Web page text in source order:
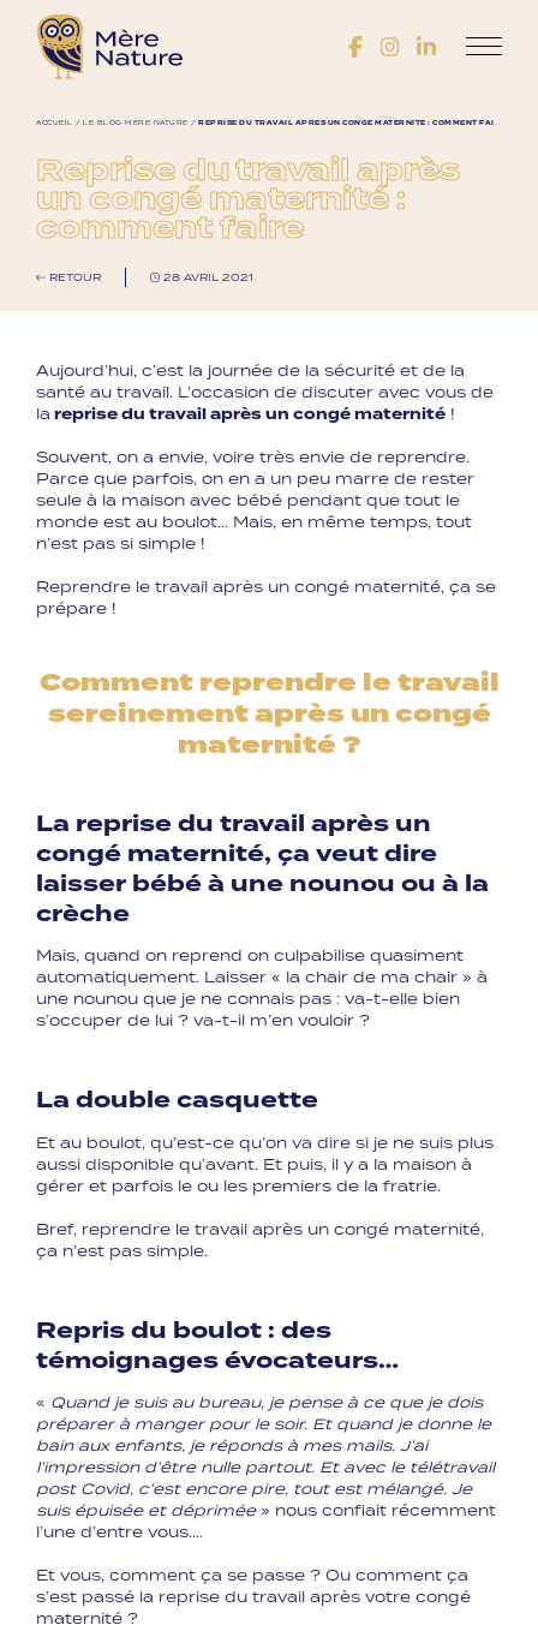
ACCUEIL / LE BLOG MÈRE NATURE / REPRISE DU TRAVAIL APRÈS UN CONGÉ MATERNITÉ : COMMENT FAIRE
Reprise du travail après
un congé maternité :
comment faire
RETOUR 28 AVRIL 2021
Aujourd’hui, c’est la journée de la sécurité et de la
santé au travail. L’occasion de discuter avec vous de
la reprise du travail après un congé maternité !
Souvent, on a envie, voire très envie de reprendre.
Parce que parfois, on en a un peu marre de rester
seule à la maison avec bébé pendant que tout le
monde est au boulot… Mais, en même temps, tout
n’est pas si simple !
Reprendre le travail après un congé maternité, ça se
prépare !
Comment reprendre le travail
sereinement après un congé
maternité ?
La reprise du travail après un
congé maternité, ça veut dire
laisser bébé à une nounou ou à la
crèche
Mais, quand on reprend on culpabilise quasiment
automatiquement. Laisser « la chair de ma chair » à
une nounou que je ne connais pas : va-t-elle bien
s’occuper de lui ? va-t-il m’en vouloir ?
La double casquette
Et au boulot, qu’est-ce qu’on va dire si je ne suis plus
aussi disponible qu’avant. Et puis, il y a la maison à
gérer et parfois le ou les premiers de la fratrie.
Bref, reprendre le travail après un congé maternité,
ça n’est pas simple.
Repris du boulot : des
témoignages évocateurs…
« Quand je suis au bureau, je pense à ce que je dois
préparer à manger pour le soir. Et quand je donne le
bain aux enfants, je réponds à mes mails. J’ai
l’impression d’être nulle partout. Et avec le télétravail
post Covid, c’est encore pire, tout est mélangé. Je
suis épuisée et déprimée» nous confiait récemment
l’une d’entre vous….
Et vous, comment ça se passe ? Ou comment ça
s’est passé la reprise du travail après votre congé
maternité ?